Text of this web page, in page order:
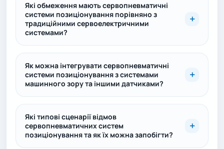
Які обмеження мають сервопневматичні
системи позиціонування порівняно з
традиційними сервоелектричними
системами?
Як можна інтегрувати сервопневматичні
системи позиціонування з системами
машинного зору та іншими датчиками?
Які типові сценарії відмов
сервопневматичних систем
позиціонування та як їх можна запобігти?